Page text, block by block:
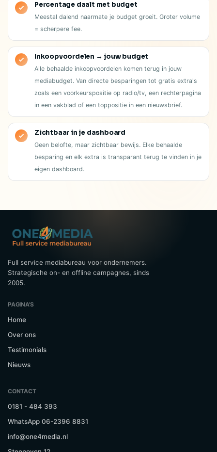
Percentage daalt met budget
Meestal dalend naarmate je budget groeit. Groter volume
= scherpere fee.
Inkoopvoordelen → jouw budget
Alle behaalde inkoopvoordelen komen terug in jouw
mediabudget. Van directe besparingen tot gratis extra's
zoals een voorkeurspositie op radio/tv, een rechterpagina
in een vakblad of een toppositie in een nieuwsbrief.
Zichtbaar in je dashboard
Geen belofte, maar zichtbaar bewijs. Elke behaalde
besparing en elk extra is transparant terug te vinden in je
eigen dashboard.
Full service mediabureau voor ondernemers.
Strategische on- en offline campagnes, sinds
2005.
PAGINA'S
Home
Over ons
Testimonials
Nieuws
CONTACT
0181 - 484 393
WhatsApp 06-2396 8831
info@one4media.nl